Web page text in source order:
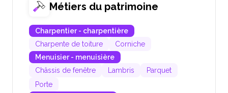
Métiers du patrimoine
Charpentier - charpentière
Charpente de toiture
Corniche
Menuisier - menuisière
Châssis de fenêtre
Lambris
Parquet
Porte